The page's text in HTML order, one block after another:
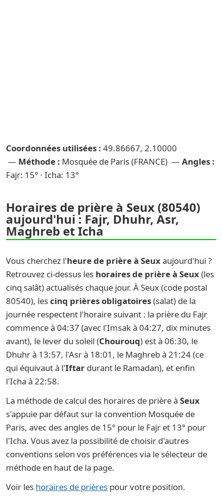
Coordonnées utilisées : 49.86667, 2.10000
— Méthode : Mosquée de Paris (FRANCE) — Angles :
Fajr: 15° · Icha: 13°
Horaires de prière à Seux (80540)
aujourd'hui : Fajr, Dhuhr, Asr,
Maghreb et Icha
Vous cherchez l'heure de prière à Seuxaujourd'hui ?
Retrouvez ci-dessus les horaires de prière à Seux(les
cinq salât) actualisés chaque jour. À Seux (code postal
80540), lescinq prières obligatoires(salat) de la
journée respectent l'horaire suivant : la prière du Fajr
commence à 04:37 (avec l'Imsak à 04:27, dix minutes
avant), le lever du soleil (Chourouq) est à 06:30, le
Dhuhr à 13:57, l'Asr à 18:01, le Maghreb à 21:24 (ce
qui équivaut à l'Iftar durant le Ramadan), et enfin
l'Icha à 22:58.
La méthode de calcul des horaires de prière à Seux
s'appuie par défaut sur la convention Mosquée de
Paris, avec des angles de 15° pour le Fajr et 13° pour
l'Icha. Vous avez la possibilité de choisir d'autres
conventions selon vos préférences via le sélecteur de
méthode en haut de la page.
Voir les horaires de prières pour votre position.